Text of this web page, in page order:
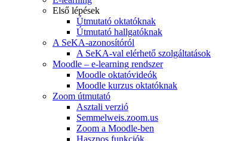
Első lépések
Útmutató oktatóknak
Útmutató hallgatóknak
A SeKA-azonosítóról
A SeKA-val elérhető szolgáltatások
Moodle – e-learning rendszer
Moodle oktatóvideók
Moodle kurzus oktatóknak
Zoom útmutató
Asztali verzió
Semmelweis.zoom.us
Zoom a Moodle-ben